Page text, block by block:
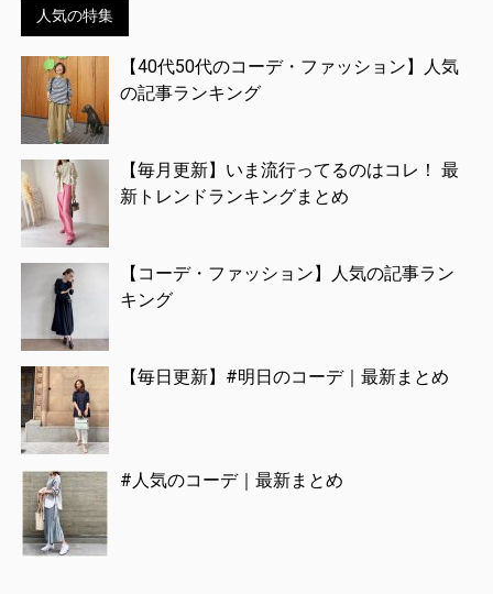
人気の特集
【40代50代のコーデ・ファッション】人気
の記事ランキング
【毎月更新】いま流行ってるのはコレ！ 最
新トレンドランキングまとめ
【コーデ・ファッション】人気の記事ラン
キング
【毎日更新】#明日のコーデ｜最新まとめ
#人気のコーデ｜最新まとめ